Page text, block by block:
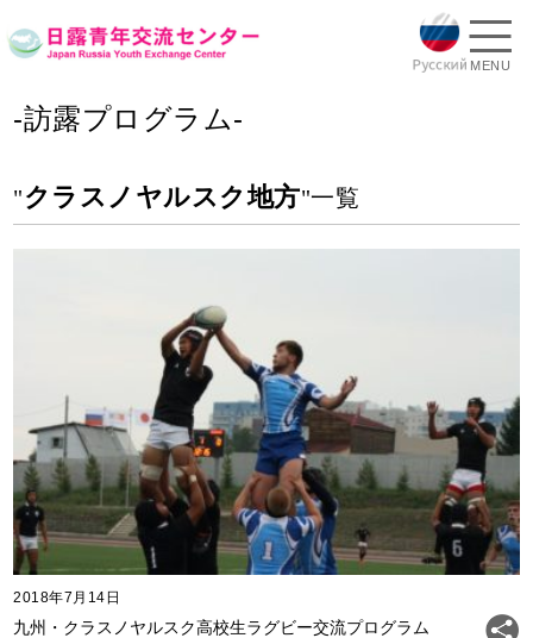
MENU
-訪露プログラム-
"クラスノヤルスク地方"一覧
2018年7月14日
九州・クラスノヤルスク高校生ラグビー交流プログラム